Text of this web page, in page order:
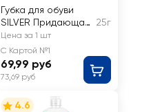
Губка для обуви
SILVER Придающая
блеск черная
25г
Цена за 1 шт
С Картой №1
69,99 руб
73,69 руб
4.6